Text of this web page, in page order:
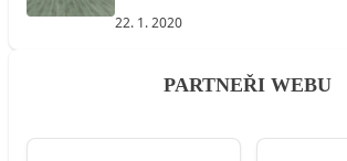
22. 1. 2020
PARTNEŘI WEBU